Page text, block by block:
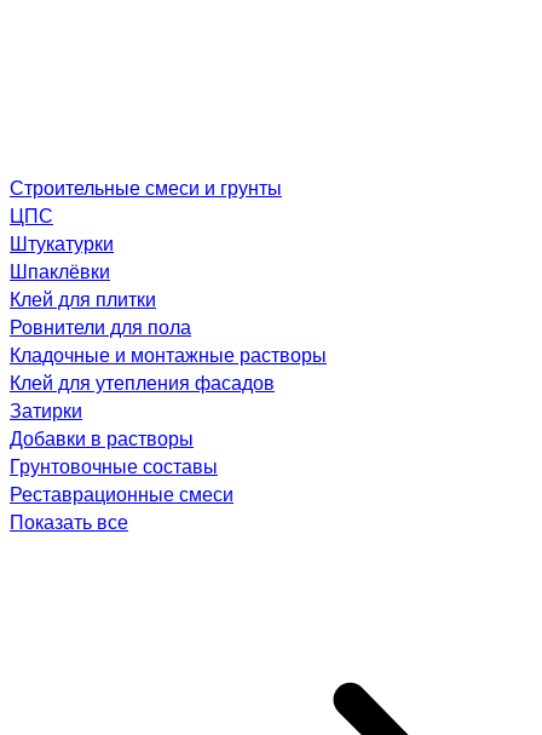
Строительные смеси и грунты
ЦПС
Штукатурки
Шпаклёвки
Клей для плитки
Ровнители для пола
Кладочные и монтажные растворы
Клей для утепления фасадов
Затирки
Добавки в растворы
Грунтовочные составы
Реставрационные смеси
Показать все